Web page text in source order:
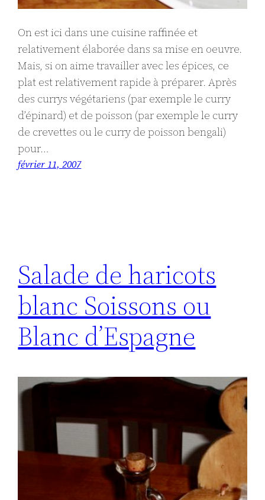
On est ici dans une cuisine raffinée et
relativement élaborée dans sa mise en oeuvre.
Mais, si on aime travailler avec les épices, ce
plat est relativement rapide à préparer. Après
des currys végétariens (par exemple le curry
d’épinard) et de poisson (par exemple le curry
de crevettes ou le curry de poisson bengali)
pour…
février 11, 2007
Salade de haricots
blanc Soissons ou
Blanc d’Espagne